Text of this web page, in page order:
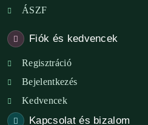
ÁSZF
Fiók és kedvencek
Regisztráció
Bejelentkezés
Kedvencek
Kapcsolat és bizalom